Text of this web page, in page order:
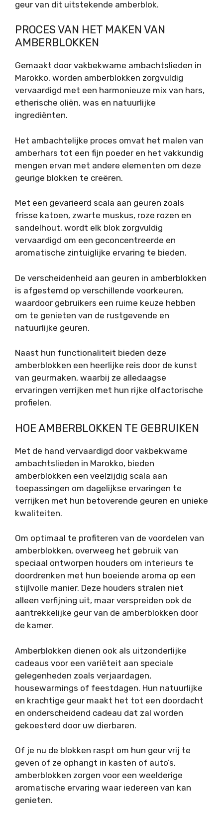
geur van dit uitstekende amberblok.
PROCES VAN HET MAKEN VAN
AMBERBLOKKEN
Gemaakt door vakbekwame ambachtslieden in
Marokko, worden amberblokken zorgvuldig
vervaardigd met een harmonieuze mix van hars,
etherische oliën, was en natuurlijke
ingrediënten.
Het ambachtelijke proces omvat het malen van
amberhars tot een fijn poeder en het vakkundig
mengen ervan met andere elementen om deze
geurige blokken te creëren.
Met een gevarieerd scala aan geuren zoals
frisse katoen, zwarte muskus, roze rozen en
sandelhout, wordt elk blok zorgvuldig
vervaardigd om een geconcentreerde en
aromatische zintuiglijke ervaring te bieden.
De verscheidenheid aan geuren in amberblokken
is afgestemd op verschillende voorkeuren,
waardoor gebruikers een ruime keuze hebben
om te genieten van de rustgevende en
natuurlijke geuren.
Naast hun functionaliteit bieden deze
amberblokken een heerlijke reis door de kunst
van geurmaken, waarbij ze alledaagse
ervaringen verrijken met hun rijke olfactorische
profielen.
HOE AMBERBLOKKEN TE GEBRUIKEN
Met de hand vervaardigd door vakbekwame
ambachtslieden in Marokko, bieden
amberblokken een veelzijdig scala aan
toepassingen om dagelijkse ervaringen te
verrijken met hun betoverende geuren en unieke
kwaliteiten.
Om optimaal te profiteren van de voordelen van
amberblokken, overweeg het gebruik van
speciaal ontworpen houders om interieurs te
doordrenken met hun boeiende aroma op een
stijlvolle manier. Deze houders stralen niet
alleen verfijning uit, maar verspreiden ook de
aantrekkelijke geur van de amberblokken door
de kamer.
Amberblokken dienen ook als uitzonderlijke
cadeaus voor een variëteit aan speciale
gelegenheden zoals verjaardagen,
housewarmings of feestdagen. Hun natuurlijke
en krachtige geur maakt het tot een doordacht
en onderscheidend cadeau dat zal worden
gekoesterd door uw dierbaren.
Of je nu de blokken raspt om hun geur vrij te
geven of ze ophangt in kasten of auto’s,
amberblokken zorgen voor een weelderige
aromatische ervaring waar iedereen van kan
genieten.